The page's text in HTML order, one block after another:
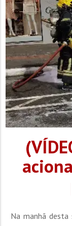
Na manhã desta